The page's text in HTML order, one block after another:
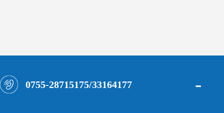
0755-28715175/33164177 -